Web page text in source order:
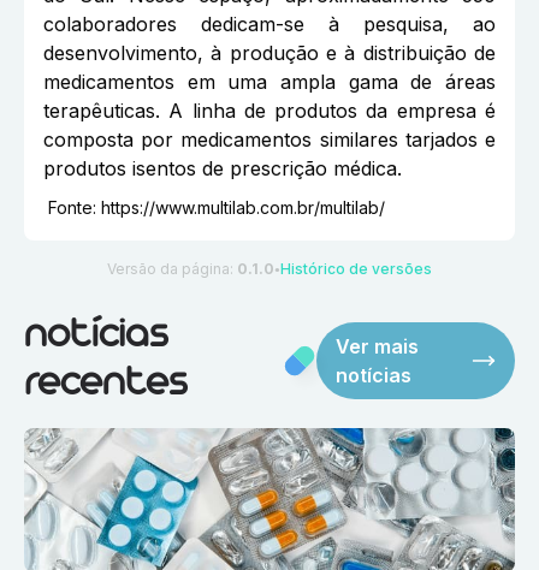
colaboradores dedicam-se à pesquisa, ao
desenvolvimento, à produção e à distribuição de
medicamentos em uma ampla gama de áreas
terapêuticas. A linha de produtos da empresa é
composta por medicamentos similares tarjados e
produtos isentos de prescrição médica.
Fonte: https://www.multilab.com.br/multilab/
Versão da página: 0.1.0 ●Histórico de versões
notícias
recentes
Ver mais
notícias